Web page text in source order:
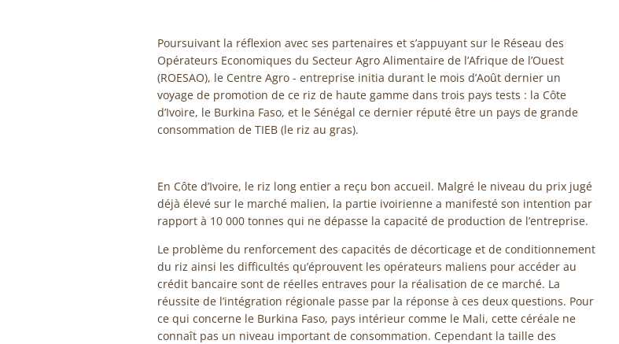
Poursuivant la réflexion avec ses partenaires et s’appuyant sur le Réseau des
Opérateurs Economiques du Secteur Agro Alimentaire de l’Afrique de l’Ouest
(ROESAO), le Centre Agro - entreprise initia durant le mois d’Août dernier un
voyage de promotion de ce riz de haute gamme dans trois pays tests : la Côte
d’Ivoire, le Burkina Faso, et le Sénégal ce dernier réputé être un pays de grande
consommation de TIEB (le riz au gras).
En Côte d’Ivoire, le riz long entier a reçu bon accueil. Malgré le niveau du prix jugé
déjà élevé sur le marché malien, la partie ivoirienne a manifesté son intention par
rapport à 10 000 tonnes qui ne dépasse la capacité de production de l’entreprise.
Le problème du renforcement des capacités de décorticage et de conditionnement
du riz ainsi les difficultés qu’éprouvent les opérateurs maliens pour accéder au
crédit bancaire sont de réelles entraves pour la réalisation de ce marché. La
réussite de l’intégration régionale passe par la réponse à ces deux questions. Pour
ce qui concerne le Burkina Faso, pays intérieur comme le Mali, cette céréale ne
connaît pas un niveau important de consommation. Cependant la taille des